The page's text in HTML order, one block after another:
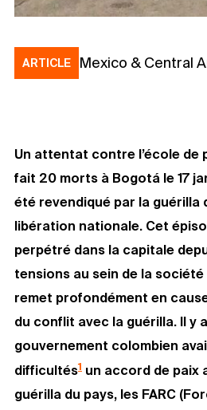
ARTICLE Mexico & Central
Un attentat contre l’école de
fait 20 morts à Bogotá le 17
été revendiqué par la guérilla
libération nationale. Cet
perpétré dans la capitale
tensions au sein de la
remet profondément en
du conflit avec la guérilla. Il y
gouvernement colombien
difficultés1 un accord de paix
guérilla du pays, les FARC